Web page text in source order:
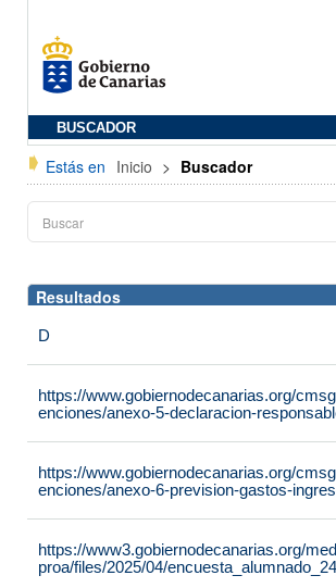
BUSCADOR
Estás en Inicio > Buscador
Resultados
D
https://www.gobiernodecanarias.org/
enciones/anexo-5-declaracion-
https://www.gobiernodecanarias.org/
enciones/anexo-6-prevision-gastos-
https://www3.gobiernodecanarias.org/
proa/files/2025/04/